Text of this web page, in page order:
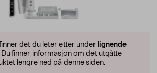
det du leter etter under lignende
Du finner informasjon om det utgåtte
lengre ned på denne siden.